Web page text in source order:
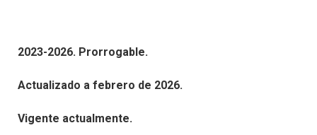
2023-2026. Prorrogable.
Actualizado a febrero de 2026.
Vigente actualmente.